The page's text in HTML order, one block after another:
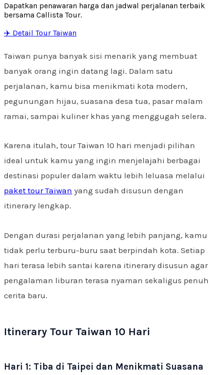
Dapatkan penawaran harga dan jadwal perjalanan terbaik
bersama Callista Tour.
✈️ Detail Tour Taiwan
Taiwan punya banyak sisi menarik yang membuat
banyak orang ingin datang lagi. Dalam satu
perjalanan, kamu bisa menikmati kota modern,
pegunungan hijau, suasana desa tua, pasar malam
ramai, sampai kuliner khas yang menggugah selera.
Karena itulah, tour Taiwan 10 hari menjadi pilihan
ideal untuk kamu yang ingin menjelajahi berbagai
destinasi populer dalam waktu lebih leluasa melalui
paket tour Taiwan yang sudah disusun dengan
itinerary lengkap.
Dengan durasi perjalanan yang lebih panjang, kamu
tidak perlu terburu-buru saat berpindah kota. Setiap
hari terasa lebih santai karena itinerary disusun agar
pengalaman liburan terasa nyaman sekaligus penuh
cerita baru.
Itinerary Tour Taiwan 10 Hari
Hari 1: Tiba di Taipei dan Menikmati Suasana